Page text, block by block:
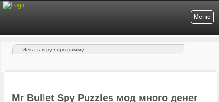
Меню
Mr Bullet Spy Puzzles мод много денег